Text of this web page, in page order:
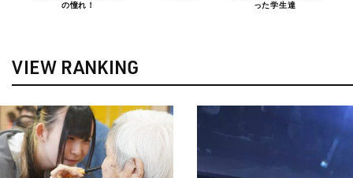
の憧れ！
った学生達
VIEW RANKING